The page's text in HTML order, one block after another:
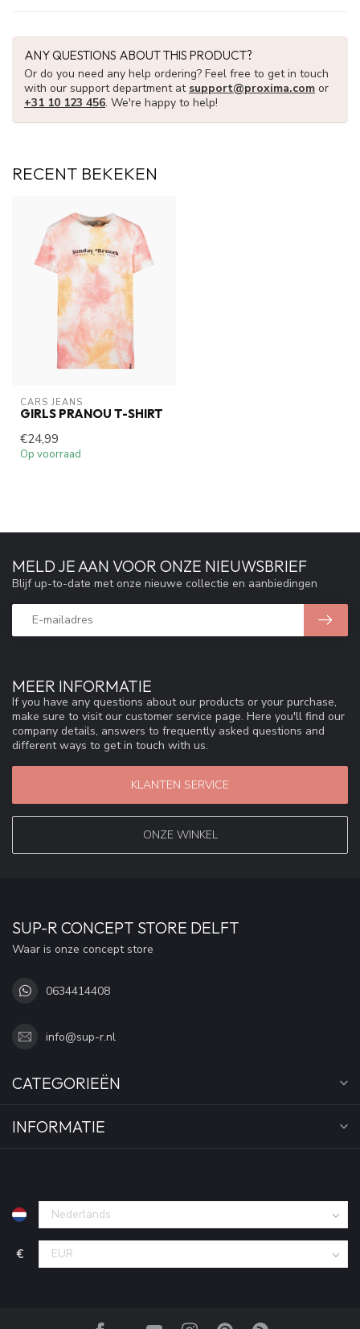
ANY QUESTIONS ABOUT THIS PRODUCT?
Or do you need any help ordering? Feel free to get in touch
with our support department at support@proxima.com or
+31 10 123 456. We're happy to help!
RECENT BEKEKEN
CARS JEANS
GIRLS PRANOU T-SHIRT
€24,99
Op voorraad
MEER INFORMATIE
If you have any questions about our products or your purchase,
make sure to visit our customer service page. Here you'll find our
company details, answers to frequently asked questions and
different ways to get in touch with us.
KLANTEN SERVICE
ONZE WINKEL
MELD JE AAN VOOR ONZE NIEUWSBRIEF
Blijf up-to-date met onze nieuwe collectie en aanbiedingen
SUP-R CONCEPT STORE DELFT
Waar is onze concept store
0634414408
info@sup-r.nl
CATEGORIEËN
INFORMATIE
€